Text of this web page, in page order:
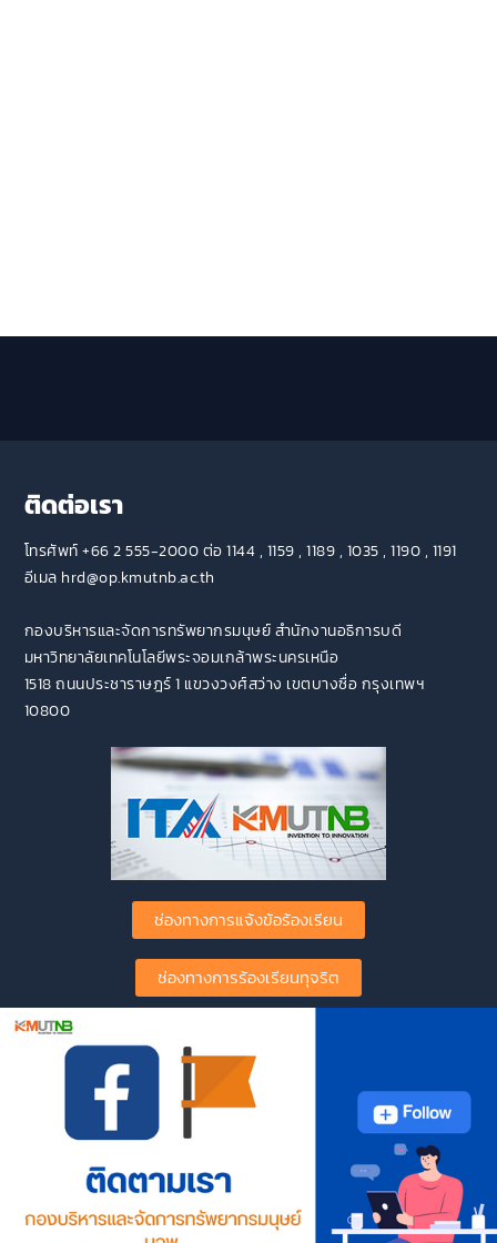
ติดต่อเรา
โทรศัพท์ +66 2 555-2000 ต่อ 1144 , 1159 , 1189 , 1035 , 1190 , 1191
อีเมล hrd@op.kmutnb.ac.th
กองบริหารและจัดการทรัพยากรมนุษย์ สำนักงานอธิการบดี
มหาวิทยาลัยเทคโนโลยีพระจอมเกล้าพระนครเหนือ
1518 ถนนประชาราษฎร์ 1 แขวงวงศ์สว่าง เขตบางซื่อ กรุงเทพฯ
10800
ช่องทางการแจ้งข้อร้องเรียน
ช่องทางการร้องเรียนทุจริต